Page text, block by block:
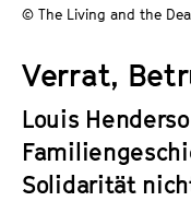
t
t
e
.
V
.
© The Living and the
Verrat,
Louis
Solidarität